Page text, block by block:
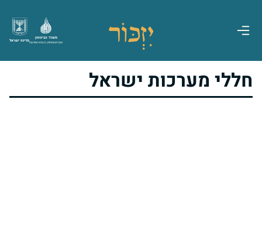
מדינת ישראל
משרד הביטחון
אגף משפחות, הנצחה ומורשת
חללי מערכות ישראל